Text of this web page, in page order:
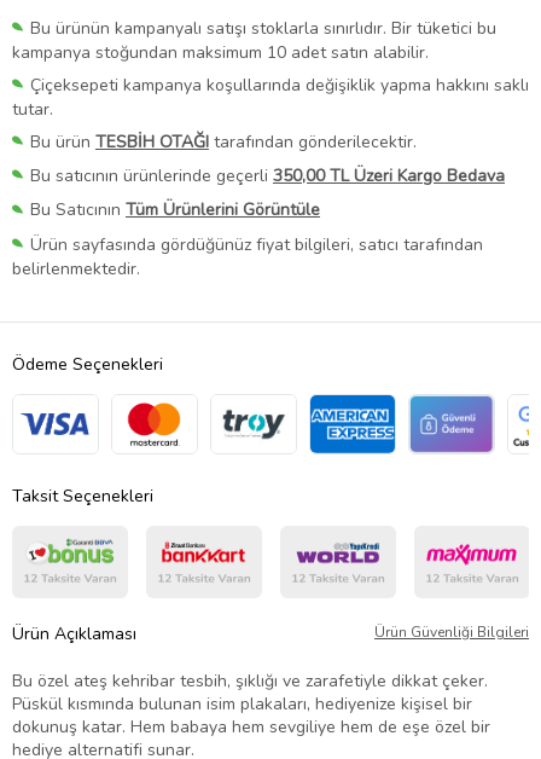
Bu ürünün kampanyalı satışı stoklarla sınırlıdır. Bir tüketici bu
kampanya stoğundan maksimum 10 adet satın alabilir.
Çiçeksepeti kampanya koşullarında değişiklik yapma hakkını saklı
tutar.
Bu ürün TESBİH OTAĞI tarafından gönderilecektir.
Bu satıcının ürünlerinde geçerli 350,00 TL Üzeri Kargo Bedava
Bu Satıcının Tüm Ürünlerini Görüntüle
Ürün sayfasında gördüğünüz fiyat bilgileri, satıcı tarafından
belirlenmektedir.
Ödeme Seçenekleri
Taksit Seçenekleri
Ürün Açıklaması Ürün Güvenliği Bilgileri
Bu özel ateş kehribar tesbih, şıklığı ve zarafetiyle dikkat çeker.
Püskül kısmında bulunan isim plakaları, hediyenize kişisel bir
dokunuş katar. Hem babaya hem sevgiliye hem de eşe özel bir
hediye alternatifi sunar.